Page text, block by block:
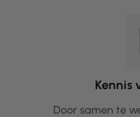
Kennis
Door samen te